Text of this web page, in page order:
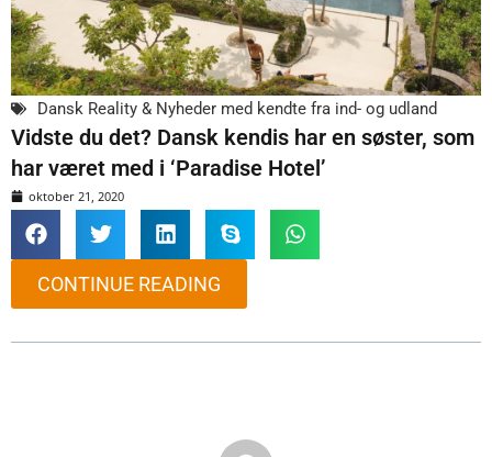
Dansk Reality & Nyheder med kendte fra ind- og udland
Vidste du det? Dansk kendis har en søster, som
har været med i ‘Paradise Hotel’
oktober 21, 2020
CONTINUE READING